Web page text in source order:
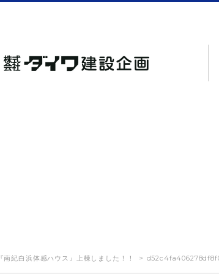
『南紀白浜体感ハウス』上棟しました！！